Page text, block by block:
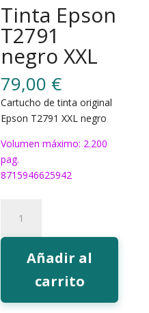
Tinta Epson
T2791
negro XXL
79,00 €
Cartucho de tinta original
Epson T2791 XXL negro
Volumen máximo: 2.200
pag.
8715946625942
Epson
T2791
cantidad
Añadir al
carrito